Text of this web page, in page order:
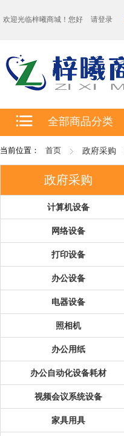
欢迎光临梓曦商城！您好 请登录
全部商品分类
当前位置： 首页 政府采购
政府采购
计算机设备
网络设备
打印设备
办公设备
电器设备
照相机
办公用纸
办公自动化设备耗材
视频会议系统设备
家具用具